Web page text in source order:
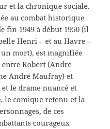
et la chronique sociale.
au combat historique
fin 1949 à début 1950 (il
Henri – et au Havre –
mort), est magnifiée
Robert (André
André Maufray) et
le drame nuancé et
le comique retenu et la
de ces
courageux